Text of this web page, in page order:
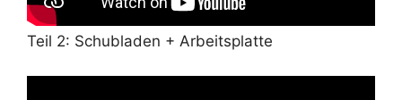
Teil 2: Schubladen + Arbeitsplatte